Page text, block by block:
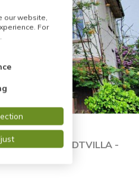
STADTVILLA -
our website,
For